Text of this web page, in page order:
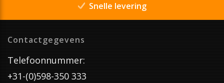
Snelle levering
Contactgegevens
Telefoonnummer:
+31-(0)598-350 333